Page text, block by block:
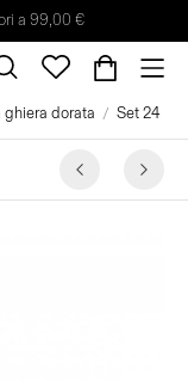
a 99,00 €
ghiera dorata Set 24